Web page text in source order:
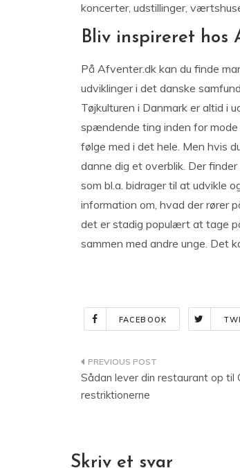
koncerter, udstillinger,
Bliv inspireret hos
På Afventer.dk kan du finde
udviklinger i det danske
Tøjkulturen i Danmark er altid i
spændende ting inden for
følge med i det hele. Men hvis
danne dig et overblik. Der
som bl.a. bidrager til at udvikle
information om, hvad der rører
det er stadig populært at tage
sammen med andre unge. Det
FACEBOOK
Indlægsnavigation
Sådan lever din restaurant op til
restriktionerne
Skriv et svar